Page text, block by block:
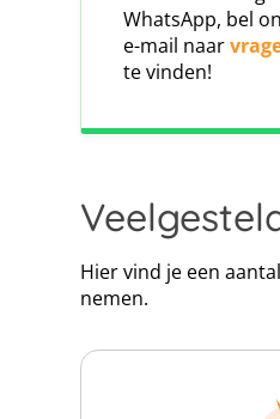
We werken al
klantenservice en
WhatsApp, bel
e-mail naar
te vinden!
Hier vind je een
nemen.